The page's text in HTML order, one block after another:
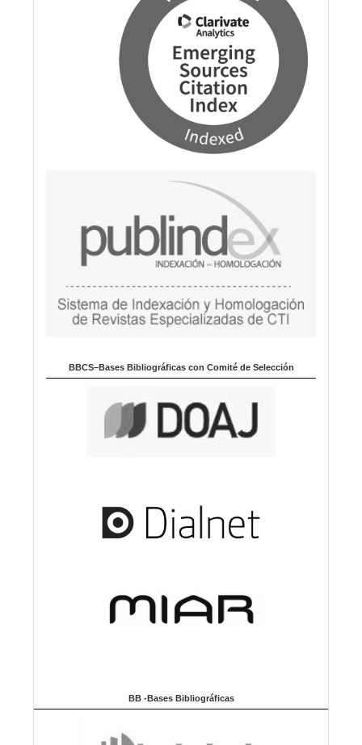
BBCS–Bases Bibliográficas con Comité de Selección
BB -Bases Bibliográficas